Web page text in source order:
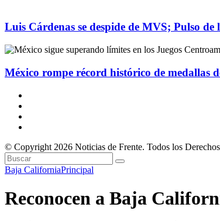
Luis Cárdenas se despide de MVS; Pulso
México rompe récord histórico de medallas
© Copyright 2026 Noticias de Frente. Todos los
Baja CaliforniaPrincipal
Reconocen a Baja